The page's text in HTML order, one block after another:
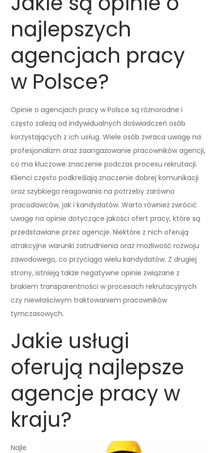
najlepszych
agencjach pracy
w Polsce?
Opinie o agencjach pracy w Polsce są różnorodne i
często zależą od indywidualnych doświadczeń osób
korzystających z ich usług. Wiele osób zwraca uwagę na
profesjonalizm oraz zaangażowanie pracowników agencji,
co ma kluczowe znaczenie podczas procesu rekrutacji.
Klienci często podkreślają znaczenie dobrej komunikacji
oraz szybkiego reagowania na potrzeby zarówno
pracodawców, jak i kandydatów. Warto również zwrócić
uwagę na opinie dotyczące jakości ofert pracy, które są
przedstawiane przez agencje. Niektóre z nich oferują
atrakcyjne warunki zatrudnienia oraz możliwość rozwoju
zawodowego, co przyciąga wielu kandydatów. Z drugiej
strony, istnieją także negatywne opinie związane z
brakiem transparentności w procesach rekrutacyjnych
czy niewłaściwym traktowaniem pracowników
tymczasowych.
Jakie usługi
oferują najlepsze
agencje pracy w
kraju?
Najle